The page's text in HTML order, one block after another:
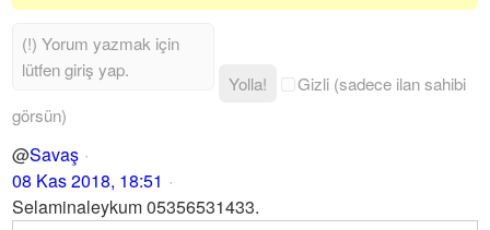
Yolla!
Gizli (sadece ilan sahibi
görsün)
@Savaş
08 Kas 2018, 18:51
Selaminaleykum 05356531433.